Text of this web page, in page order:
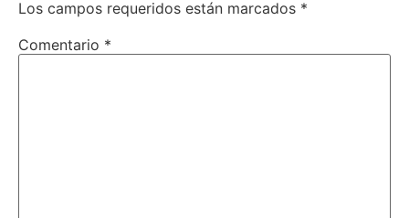
Los campos requeridos están marcados *
Comentario *